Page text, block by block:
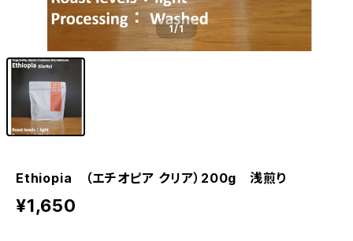
1/1
Ethiopia （エチオピア クリア）200g 浅煎り
¥1,650